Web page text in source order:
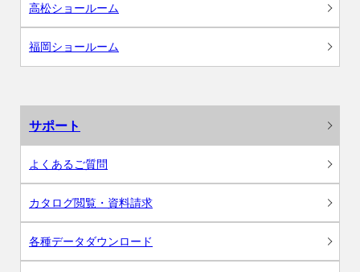
高松ショールーム
福岡ショールーム
サポート
よくあるご質問
カタログ閲覧・資料請求
各種データダウンロード